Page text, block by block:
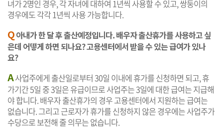
녀가 2명인 경우, 각 자녀에 대하여 1년씩 사용할 수 있고, 쌍둥이의
경우에도 각각 1년씩 사용 가능합니다.
Q아내가 한 달 후 출산예정입니다. 배우자 출산휴가를 사용하고 싶
은데 어떻게 하면 되나요? 고용센터에서 받을 수 있는 급여가 있나
요?
A사업주에게 출산일로부터 30일 이내에 휴가를 신청하면 되고, 휴
가기간 5일 중 3일은 유급이므로 사업주는 3일에 대한 급여는 지급해
야 합니다. 배우자 출산휴가의 경우 고용센터에서 지원하는 급여는
없습니다. 그리고 근로자가 휴가를 신청하지 않은 경우에는 사업주가
수당으로 보전해 줄 의무는 없습니다.